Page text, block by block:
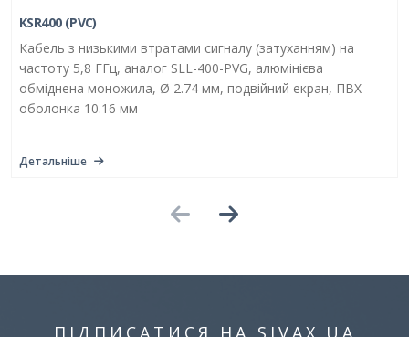
KSR400 (PVC)
Кабель з низькими втратами сигналу (затуханням) на
частоту 5,8 ГГц, аналог SLL-400-PVG, алюмінієва
обміднена моножила, Ø 2.74 мм, подвійний екран, ПВХ
оболонка 10.16 мм
Детальніше
ПІДПИСАТИСЯ НА SIVAX.UA